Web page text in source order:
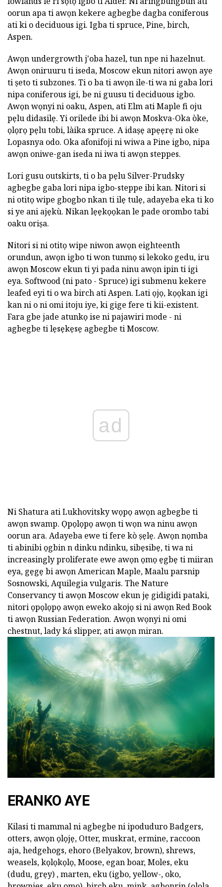
oorun apa ti awọn kekere agbegbe dagba coniferous
ati ki o deciduous igi. Igba ti spruce, Pine, birch,
Aspen.
Awọn undergrowth j'oba hazel, tun npe ni hazelnut.
Awọn oniruuru ti iseda, Moscow ekun nitori awọn aye
ti ṣeto ti subzones. Ti o ba ti awọn ile-ti wa ni gaba lori
nipa coniferous igi, be ni guusu ti deciduous igbo.
Awọn wọnyi ni oaku, Aspen, ati Elm ati Maple fi oju
pẹlu didasilẹ. Yi orilede ibi bi awọn Moskva-Oka òke,
ọlọrọ pẹlu tobi, làika spruce. A idaṣẹ apẹẹrẹ ni oke
Lopasnya odo. Oka afonifoji ni wiwa a Pine igbo, nipa
awọn oniwe-gan iseda ni iwa ti awọn steppes.
Lori gusu outskirts, ti o ba pẹlu Silver-Prudsky
agbegbe gaba lori nipa igbo-steppe ibi kan. Nitori si
ni otitọ wipe gbogbo nkan ti ilẹ tulẹ, adayeba eka ti ko
si ye ani ajẹkù. Nikan lẹẹkọọkan le pade orombo tabi
oaku oriṣa.
Nitori si ni otitọ wipe niwon awọn eighteenth
orundun, awọn igbo ti won tunmọ si lekoko gedu, iru
awọn Moscow ekun ti yi pada ninu awọn ipin ti igi
eya. Softwood (ni pato - Spruce) igi submenu kekere
leafed eyi ti o wa birch ati Aspen. Lati ọjọ, kọọkan igi
kan ni o ni omi itoju iye, ki gige fere ti kii-existent.
Fara gbe jade atunkọ ise ni pajawiri mode - ni
agbegbe ti lẹsẹkẹsẹ agbegbe ti Moscow.
ad
Ni Shatura ati Lukhovitsky wọpọ awọn agbegbe ti
awọn swamp. Ọpọlọpọ awọn ti wọn wa ninu awọn
oorun ara. Adayeba ewe ti fere kò ṣẹlẹ. Awọn nọmba
ti abinibi ọgbin n dinku ndinku, sibẹsibẹ, ti wa ni
increasingly proliferate ewe awọn ọmọ ẹgbẹ ti miiran
eya, gẹgẹ bi awọn American Maple, Maalu parsnip
Sosnowski, Aquilegia vulgaris. The Nature
Conservancy ti awọn Moscow ekun jẹ gidigidi pataki,
nitori ọpọlọpọ awọn eweko akojọ si ni awọn Red Book
ti awọn Russian Federation. Awọn wọnyi ni omi
chestnut, lady ká slipper, ati awọn miran.
ERANKO AYE
Kilasi ti mammal ni agbegbe ni ipoduduro Badgers,
otters, awọn ọlọjẹ, Otter, muskrat, ermine, raccoon
aja, hedgehogs, ehoro (Belyakov, brown), shrews,
weasels, kọlọkọlọ, Moose, egan boar, Moles, eku
(dudu, grẹy) , marten, eku (igbo, yellow-, oko,